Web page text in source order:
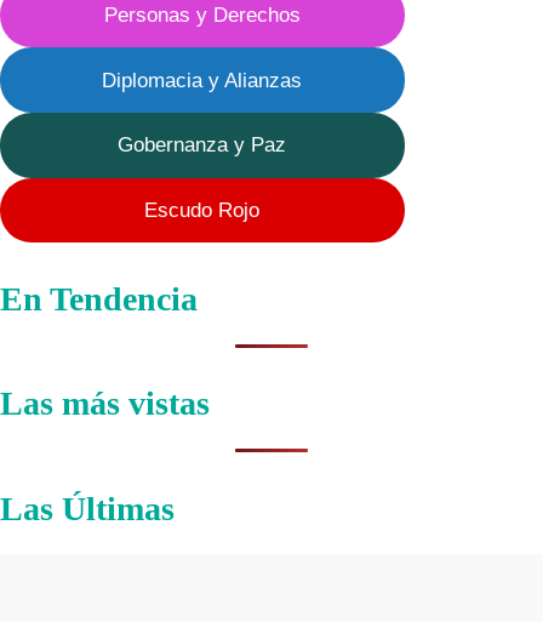
Personas y Derechos
Diplomacia y Alianzas
Gobernanza y Paz
Escudo Rojo
En Tendencia
Las más vistas
Las Últimas